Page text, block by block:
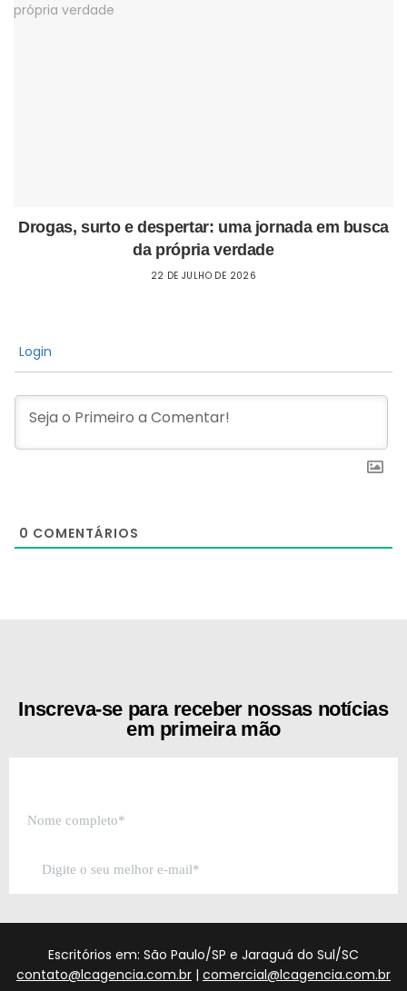
Drogas, surto e despertar: uma jornada em busca
da própria verdade
22 DE JULHO DE 2026
Login
0 COMENTÁRIOS
Inscreva-se para receber nossas notícias
em primeira mão
Escritórios em: São Paulo/SP e Jaraguá do Sul/SC
contato@lcagencia.com.br | comercial@lcagencia.com.br